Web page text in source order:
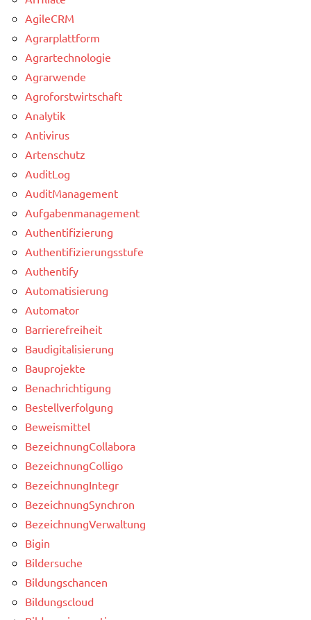
AgileCRM
Agrarplattform
Agrartechnologie
Agrarwende
Agroforstwirtschaft
Analytik
Antivirus
Artenschutz
AuditLog
AuditManagement
Aufgabenmanagement
Authentifizierung
Authentifizierungsstufe
Authentify
Automatisierung
Automator
Barrierefreiheit
Baudigitalisierung
Bauprojekte
Benachrichtigung
Bestellverfolgung
Beweismittel
BezeichnungCollabora
BezeichnungColligo
BezeichnungIntegr
BezeichnungSynchron
BezeichnungVerwaltung
Bigin
Bildersuche
Bildungschancen
Bildungscloud